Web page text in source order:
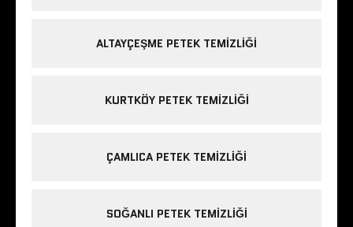
ALTAYÇEŞME PETEK TEMIZLIĞI
KURTKÖY PETEK TEMIZLIĞI
ÇAMLICA PETEK TEMIZLIĞI
SOĞANLI PETEK TEMIZLIĞI